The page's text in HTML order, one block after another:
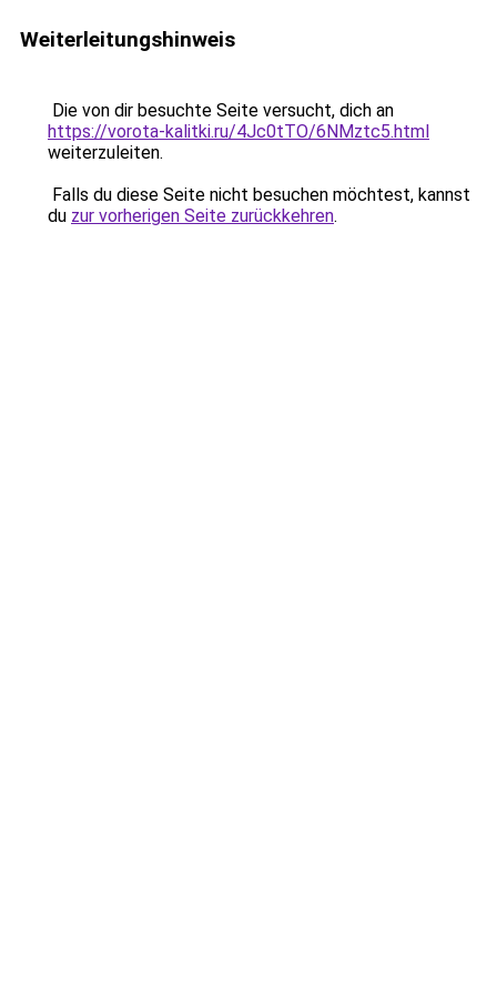
Weiterleitungshinweis
Die von dir besuchte Seite versucht, dich an
https://vorota-kalitki.ru/4Jc0tTO/6NMztc5.html
weiterzuleiten.
Falls du diese Seite nicht besuchen möchtest, kannst
du zur vorherigen Seite zurückkehren.